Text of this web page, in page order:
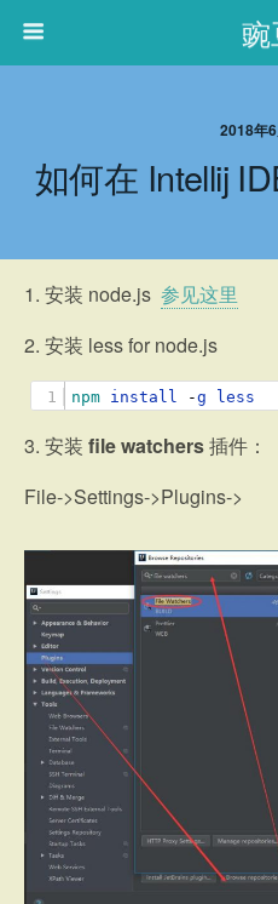
2018年
如何在 Intellij
1. 安装 node.js 参见这里
2. 安装 less for node.js
1 npm install -g less
3. 安装 file watchers插件：
File->Settings->Plugins->